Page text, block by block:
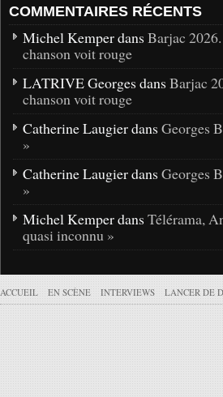
COMMENTAIRES RÉCENTS
Michel Kemper dans Barjac
chanson voit rouge
LATRIVE Georges dans Barjac
chanson voit rouge
Catherine Laugier dans Georges
»
Catherine Laugier dans Georges
»
Michel Kemper dans Télérama,
quasi inconnu »
ACCUEIL EN SCÈNE INTERVIEWS LANCER DE